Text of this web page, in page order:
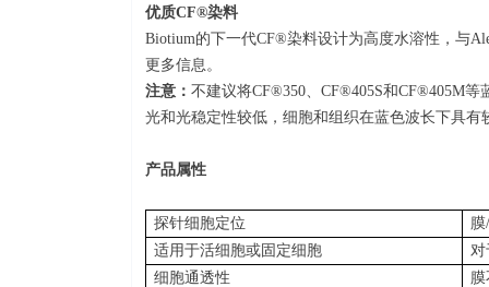
优质CF®染料
Biotium的下一代CF®染料设计为高度水溶性，与
更多信息。
注意： 不建议将CF®350、 CF®405S和CF®405M等
光和光稳定性较低，细胞和组织在蓝色波长下具有
产品属性
探针细胞定位 膜
适用于活细胞或固定细胞
对
细胞通透性